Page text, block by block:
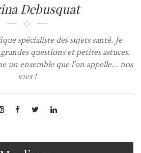
Debusquat
spécialiste des sujets santé. Je
questions et petites astuces.
un ensemble que l’on appelle… nos
vies !